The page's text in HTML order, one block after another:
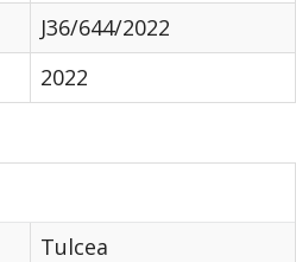
J36/644/2022
2022
Tulcea